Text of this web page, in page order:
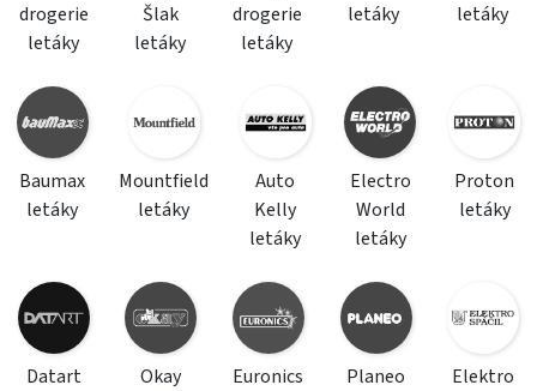
drogerie
letáky
Šlak
letáky
drogerie
letáky
letáky
letáky
Baumax
letáky
Mountfield
letáky
Auto
Kelly
letáky
Electro
World
letáky
Proton
letáky
Datart
Okay
Euronics
Planeo
Elektro